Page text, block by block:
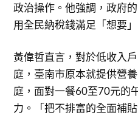
政治操作。他強調，政府
用全民納稅錢滿足「想要」
黃偉哲直言，對於低收入
庭，臺南市原本就提供營
庭，面對一餐60至70元的
力。「把不排富的全面補